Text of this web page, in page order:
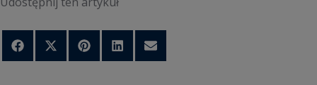
Share
on
Share
on
Share
on
Share
on
Share
on